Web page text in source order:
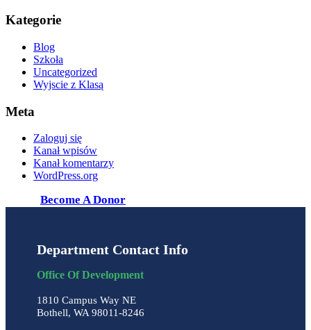
Kategorie
Blog
Szkoła
Uncategorized
Wyjscie z Klasą
Meta
Zaloguj się
Kanał wpisów
Kanał komentarzy
WordPress.org
Become A Donor
Department Contact Info
Office Of Development
1810 Campus Way NE
Bothell, WA 98011-8246